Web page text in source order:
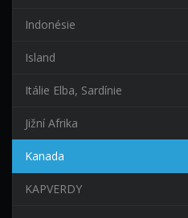
Indonésie
Island
Itálie Elba, Sardínie
Jižní Afrika
Kanada
KAPVERDY